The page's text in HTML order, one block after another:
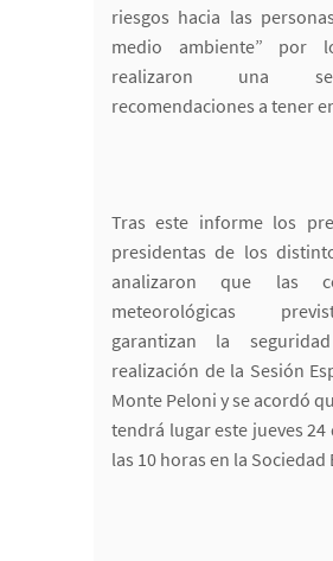
riesgos hacia las
medio ambiente” por
realizaron una
recomendaciones a tener
Tras este informe los
presidentas de los
analizaron que las
meteorológicas
garantizan la
realización de la Sesión
Monte Peloni y se acordó
tendrá lugar este jueves 24
las 10 horas en la Sociedad